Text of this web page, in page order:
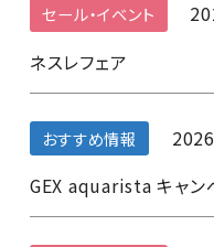
セール・イベント
ネスレフェア
おすすめ情報
GEX aquarista キャン